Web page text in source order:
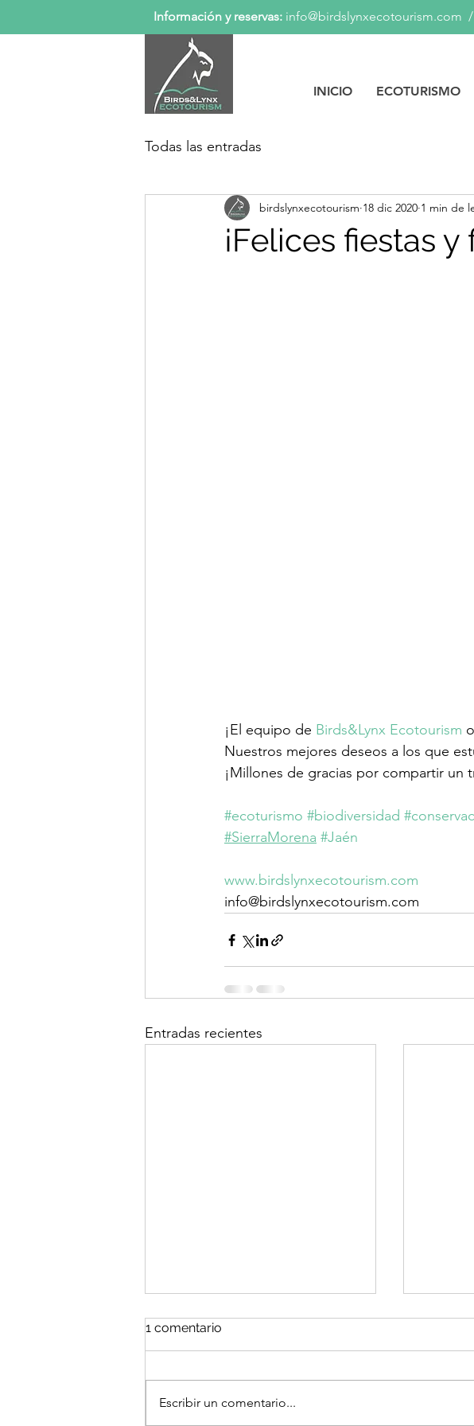
Información y reservas: info@birdslynxecotourism.com /
INICIO ECOTURISMO
Todas las entradas
¡Felices fiestas y
birdslynxecotourism 18 dic 2020 1 min de
¡El equipo de Birds&Lynx Ecotourism
Nuestros mejores deseos a los que
¡Millones de gracias por compartir un
#ecoturismo #biodiversidad
#SierraMorena #Jaén
www.birdslynxecotourism.com
info@birdslynxecotourism.com
Entradas recientes
1 comentario
Escribir un comentario...